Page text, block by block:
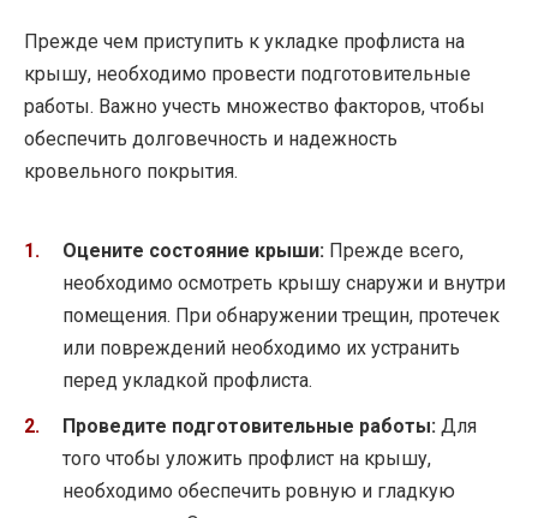
Прежде чем приступить к укладке профлиста на
крышу, необходимо провести подготовительные
работы. Важно учесть множество факторов, чтобы
обеспечить долговечность и надежность
кровельного покрытия.
Оцените состояние крыши: Прежде всего,
необходимо осмотреть крышу снаружи и внутри
помещения. При обнаружении трещин, протечек
или повреждений необходимо их устранить
перед укладкой профлиста.
Проведите подготовительные работы: Для
того чтобы уложить профлист на крышу,
необходимо обеспечить ровную и гладкую